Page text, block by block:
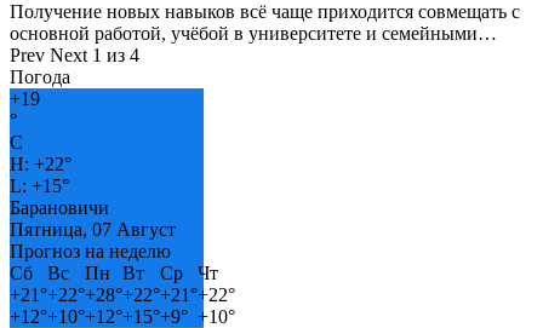
Получение новых навыков всё чаще приходится совмещать с
основной работой, учёбой в университете и семейными…
Prev Next 1 из 4
Погода
+19
°
C
H: +22°
L: +15°
Барановичи
Пятница, 07 Август
Прогноз на неделю
Сб
Вс Пн Вт Ср
Чт
+21°+22°+28°+22°+21°+22°
+12°+10°+12°+15°+9° +10°